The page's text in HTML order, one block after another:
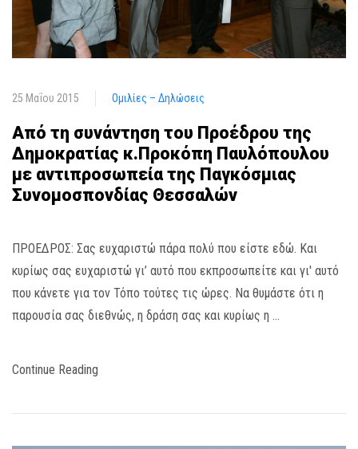
25 Μαΐου 2015 Ομιλίες – Δηλώσεις
Από τη συνάντηση του Προέδρου της
Δημοκρατίας κ.Προκόπη Παυλόπουλου
με αντιπροσωπεία της Παγκόσμιας
Συνομοσπονδίας Θεσσαλών
ΠΡΟΕΔΡΟΣ: Σας ευχαριστώ πάρα πολύ που είστε εδώ. Και
κυρίως σας ευχαριστώ γι’ αυτό που εκπροσωπείτε και γι' αυτό
που κάνετε για τον Τόπο τούτες τις ώρες. Να θυμάστε ότι η
παρουσία σας διεθνώς, η δράση σας και κυρίως η …
Continue Reading